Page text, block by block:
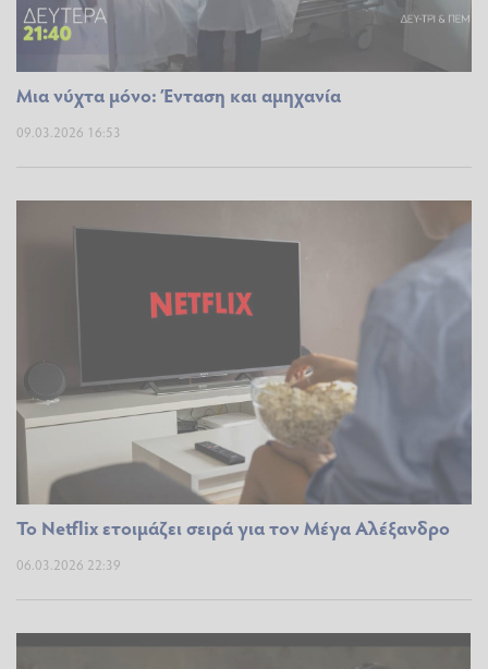
Μια νύχτα μόνο: Ένταση και αμηχανία
09.03.2026 16:53
Το Netflix ετοιμάζει σειρά για τον Μέγα Αλέξανδρο
06.03.2026 22:39